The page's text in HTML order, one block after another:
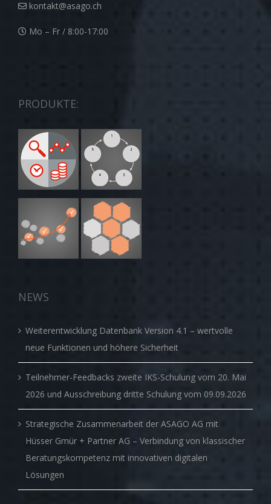
kontakt@asago.ch
Mo – Fr / 8:00-17:00
PRODUKTE:
NEWS
Weiterentwicklung Datenbank Version 4.1 – wertvolle
neue Funktionen und höhere Sicherheit
Teilnehmer-Feedbacks zweite IKS-Schulung vom 20. Mai
2026 und Ausschreibung dritte Schulung vom 09.09.2026
Strategische Zusammenarbeit der ASAGO AG mit
Hüsser Gmür + Partner AG – Verbindung von klassischer
Beratungskompetenz mit innovativen digitalen
Lösungen